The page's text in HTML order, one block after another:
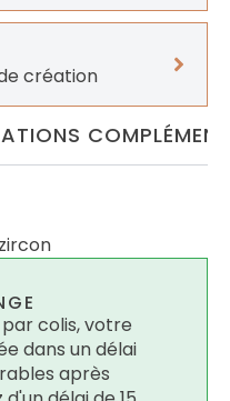
création
par colis, votre
dans un délai
après